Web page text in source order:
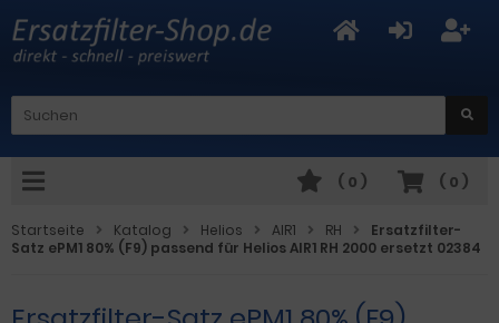
( 0 )
( 0 )
Startseite Katalog Helios AIR1 RH
Ersatzfilter-
Satz ePM1 80% (F9) passend für Helios AIR1 RH 2000 ersetzt 02384